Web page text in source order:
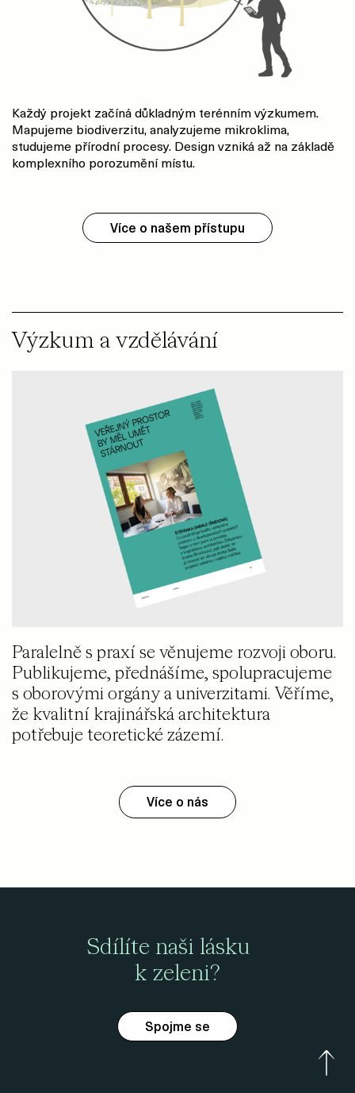
Každý projekt začíná důkladným terénním výzkumem.
Mapujeme biodiverzitu, analyzujeme mikroklima,
studujeme přírodní procesy. Design vzniká až na základě
komplexního porozumění místu.
Více o našem přístupu
Výzkum a vzdělávání
Paralelně s praxí se věnujeme rozvoji oboru.
Publikujeme, přednášíme, spolupracujeme
s oborovými orgány a univerzitami. Věříme,
že kvalitní krajinářská architektura
potřebuje teoretické zázemí.
Více o nás
Sdílíte naši lásku
k zeleni?
Spojme se